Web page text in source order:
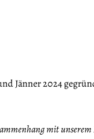
Jänner 2024
mit